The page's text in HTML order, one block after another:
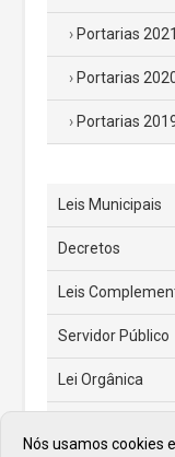
Portarias 2021
Portarias
Portarias
Leis Municipais
Decretos
Leis
Servidor Público
Lei Orgânica
Nós usamos cookies